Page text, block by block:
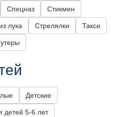
Спецназ Стикмен
лука Стрелялки Такси
Детские
детей 5-6 лет